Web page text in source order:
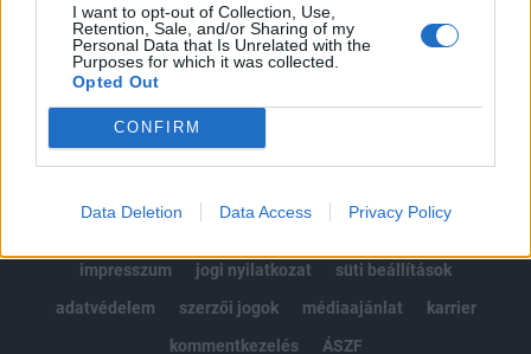
I want to opt-out of Collection, Use,
Retention, Sale, and/or Sharing of my
Personal Data that Is Unrelated with the
Purposes for which it was collected.
Opted Out
CONFIRM
Data Deletion Data Access Privacy Policy
MÁR ELŐFIZETŐNK VAGY?BEJELENTKEZÉS
impresszum
jogi nyilatkozat
süti beállítások
adatvédelem
szerzői jogok médiaajánlat
karrier
kommentkezelés
ÁSZF